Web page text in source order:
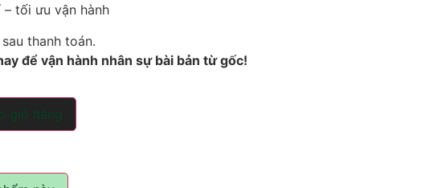
tối ưu vận hành
thanh toán.
để vận hành nhân sự bài bản từ gốc!
giỏ hàng